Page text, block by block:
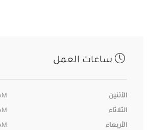
ساعات العمل
الأثنين
الثلاثاء
الأربعاء